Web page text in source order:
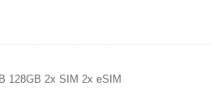
128GB 2x SIM 2x eSIM